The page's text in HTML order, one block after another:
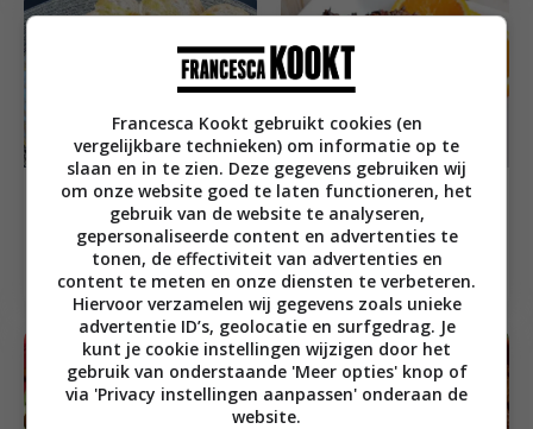
2x dippen met baba
ganoush &
muhamarra
Borrel recepten
Kip met sinaasappel
en ras el hanout
Makkelijke recepten
Francesca Kookt gebruikt cookies (en
vergelijkbare technieken) om informatie op te
slaan en in te zien. Deze gegevens gebruiken wij
om onze website goed te laten functioneren, het
gebruik van de website te analyseren,
gepersonaliseerde content en advertenties te
tonen, de effectiviteit van advertenties en
content te meten en onze diensten te verbeteren.
Hiervoor verzamelen wij gegevens zoals unieke
advertentie ID’s, geolocatie en surfgedrag. Je
kunt je cookie instellingen wijzigen door het
gebruik van onderstaande 'Meer opties' knop of
via 'Privacy instellingen aanpassen' onderaan de
website.